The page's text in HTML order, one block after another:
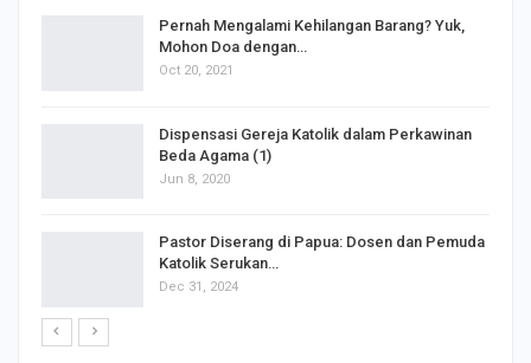
Pernah Mengalami Kehilangan Barang? Yuk,
Mohon Doa dengan…
Oct 20, 2021
Dispensasi Gereja Katolik dalam Perkawinan
Beda Agama (1)
Jun 8, 2020
Pastor Diserang di Papua: Dosen dan Pemuda
Katolik Serukan…
Dec 31, 2024